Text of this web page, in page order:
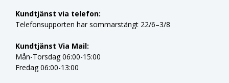
Kundtjänst via telefon:
Telefonsupporten har sommarstängt 22/6–3/8
Kundtjänst Via Mail:
Mån-Torsdag 06:00-15:00
Fredag 06:00-13:00